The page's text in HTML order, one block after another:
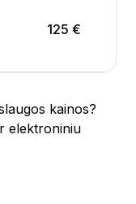
125 €
kainos?
elektroniniu